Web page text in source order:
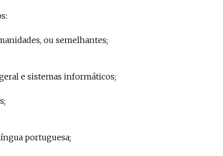
ou semelhantes;
e sistemas informáticos;
portuguesa;